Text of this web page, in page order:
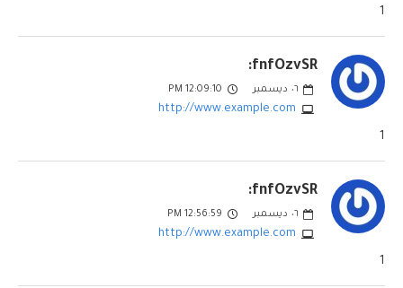
1
fnfOzvSR:
٠٦ ديسمبر 12:09:10 PM
http://www.example.com
1
fnfOzvSR:
٠٦ ديسمبر 12:56:59 PM
http://www.example.com
1